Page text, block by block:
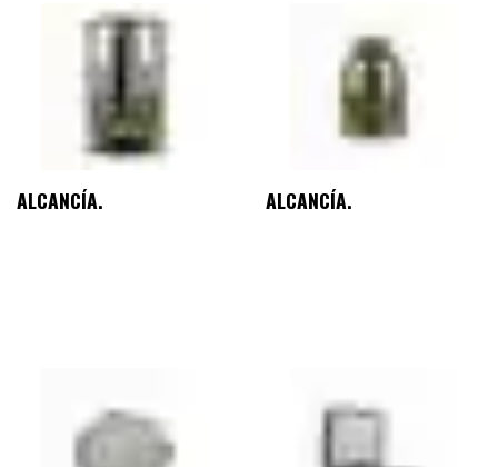
ALCANCÍA. ALCANCÍA.